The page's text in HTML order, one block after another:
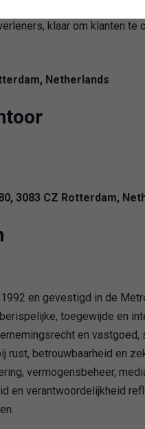
te bieden, van
klaar om klanten te
Netherlands
3083 CZ Rotterdam,
en gevestigd in de
toegewijde en
en
rust, betrouwbaarheid en
vermogensbeheer,
en verantwoordelijkheid